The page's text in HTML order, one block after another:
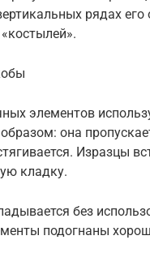
рядах его
элементов
она
Изразцы
кладку.
без
подогнаны